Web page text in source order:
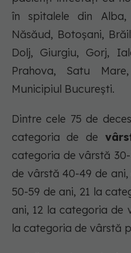
în spitalele din Alba,
Năsăud, Botoșani,
Dolj, Giurgiu, Gorj,
Prahova, Satu
Municipiul București.
Dintre cele 75 de
categoria de de
categoria de vârstă
de vârstă 40-49 de
50-59 de ani, 21 la
ani, 12 la categoria de
la categoria de vârstă